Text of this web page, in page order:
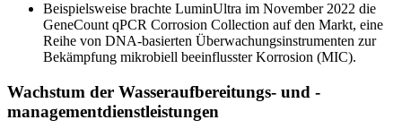
Beispielsweise brachte LuminUltra im November 2022 die
GeneCount qPCR Corrosion Collection auf den Markt, eine
Reihe von DNA-basierten Überwachungsinstrumenten zur
Bekämpfung mikrobiell beeinflusster Korrosion (MIC).
Wachstum der Wasseraufbereitungs- und -
managementdienstleistungen